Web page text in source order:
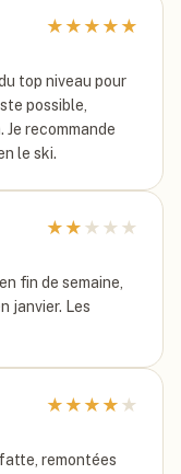
★ ★ ★ ★ ★
top niveau pour
possible,
Je recommande
le ski.
★ ★ ★ ★ ★
fin de semaine,
janvier. Les
★ ★ ★ ★ ★
remontées